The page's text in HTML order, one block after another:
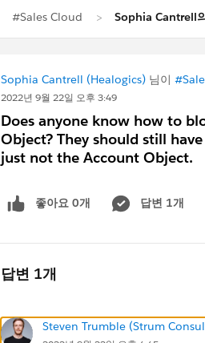
#Sales Cloud Sophia Cantrell
Sophia Cantrell (Healogics) 님이
2022년 9월 22일 오후 3:49
Does anyone know how to
Object? They should still
just not the Account Object.
좋아요 0개 답변 1개
답변 1개
Steven Trumble (Strum